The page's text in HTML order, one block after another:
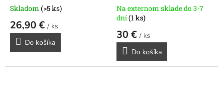
Skladom (>5 ks)
26,90 € / ks
Do košíka
Black
Na externom sklade do 3-7
dní(1 ks)
30 € / ks
Do košíka